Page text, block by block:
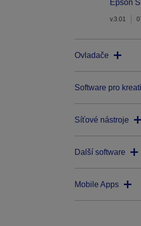
Epson
v.3.01
Ovladače
Software pro
Síťové nástroje
Další software
Mobile Apps